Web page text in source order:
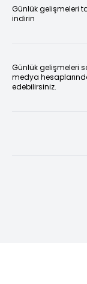
Günlük gelişmeleri
indirin
Günlük gelişmeleri
medya
edebilirsiniz.